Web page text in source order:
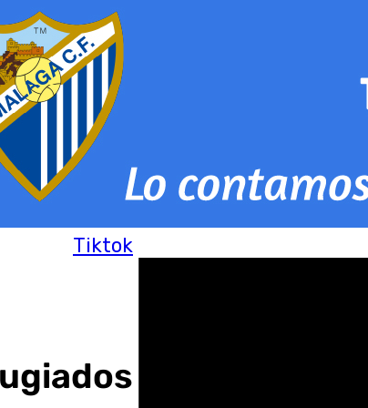
Tiktok
ucranianos